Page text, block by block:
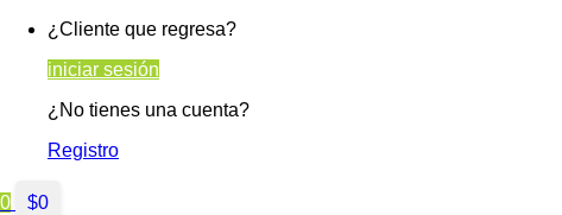
¿Cliente que regresa?
iniciar sesión
¿No tienes una cuenta?
Registro
0 $0